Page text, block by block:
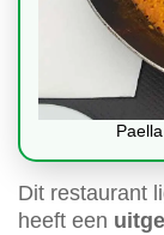
Dit restaurant
heeft een